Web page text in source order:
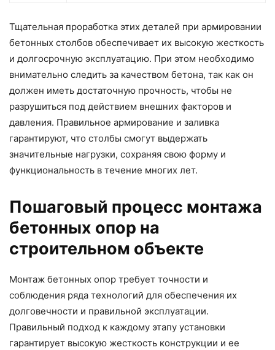
Тщательная проработка этих деталей при армировании
бетонных столбов обеспечивает их высокую жесткость
и долгосрочную эксплуатацию. При этом необходимо
внимательно следить за качеством бетона, так как он
должен иметь достаточную прочность, чтобы не
разрушиться под действием внешних факторов и
давления. Правильное армирование и заливка
гарантируют, что столбы смогут выдержать
значительные нагрузки, сохраняя свою форму и
функциональность в течение многих лет.
Пошаговый процесс монтажа
бетонных опор на
строительном объекте
Монтаж бетонных опор требует точности и
соблюдения ряда технологий для обеспечения их
долговечности и правильной эксплуатации.
Правильный подход к каждому этапу установки
гарантирует высокую жесткость конструкции и ее